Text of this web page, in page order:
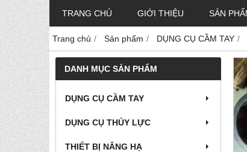
TRANG CHỦ GIỚI THIỆU SẢN
Trang chủ Sản phẩm DỤNG CỤ CẦM TAY
DANH MỤC SẢN PHẨM
DỤNG CỤ CẦM TAY
DỤNG CỤ THỦY LỰC
THIẾT BỊ NÂNG HẠ